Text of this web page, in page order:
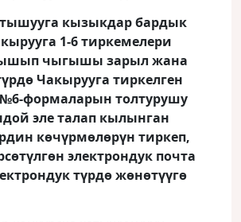
кызыкдар бардык
1-6 тиркемелери
чыгышы зарыл жана
Чакырууга тиркелген
формаларын толтурушу
эле талап кылынган
көчүрмөлөрүн тиркеп,
электрондук почта
түрдө жөнөтүүгө